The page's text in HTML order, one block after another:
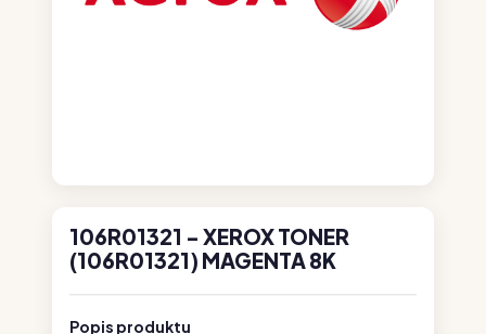
106R01321 - XEROX TONER
(106R01321) MAGENTA 8K
Popis produktu